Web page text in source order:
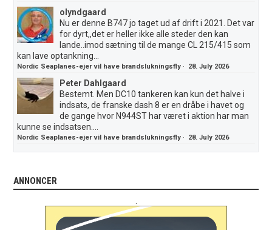
olyndgaard
Nu er denne B747 jo taget ud af drift i 2021. Det var
for dyrt,,det er heller ikke alle steder den kan
lande..imod sætning til de mange CL 215/415 som
kan lave optankning...
Nordic Seaplanes-ejer vil have brandslukningsfly · 28. July 2026
Peter Dahlgaard
Bestemt. Men DC10 tankeren kan kun det halve i
indsats, de franske dash 8 er en dråbe i havet og
de gange hvor N944ST har været i aktion har man
kunne se indsatsen....
Nordic Seaplanes-ejer vil have brandslukningsfly · 28. July 2026
ANNONCER